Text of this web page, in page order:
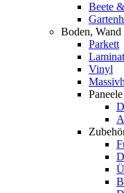
Beete
Boden,
Parkett
Laminat
Vinyl
Paneele